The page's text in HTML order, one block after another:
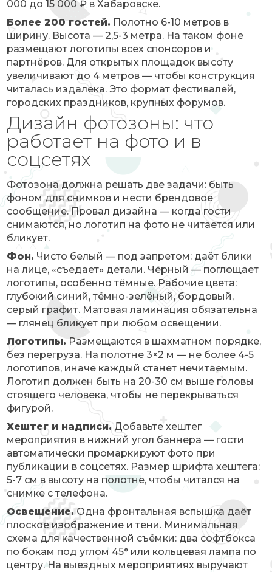
000 до 15 000 ₽ в Хабаровске.
Более 200 гостей. Полотно 6-10 метров в
ширину. Высота — 2,5-3 метра. На таком фоне
размещают логотипы всех спонсоров и
партнёров. Для открытых площадок высоту
увеличивают до 4 метров — чтобы конструкция
читалась издалека. Это формат фестивалей,
городских праздников, крупных форумов.
Дизайн фотозоны: что
работает на фото и в
соцсетях
Фотозона должна решать две задачи: быть
фоном для снимков и нести брендовое
сообщение. Провал дизайна — когда гости
снимаются, но логотип на фото не читается или
бликует.
Фон. Чисто белый — под запретом: даёт блики
на лице, «съедает» детали. Чёрный — поглощает
логотипы, особенно тёмные. Рабочие цвета:
глубокий синий, тёмно-зелёный, бордовый,
серый графит. Матовая ламинация обязательна
— глянец бликует при любом освещении.
Логотипы. Размещаются в шахматном порядке,
без перегруза. На полотне 3×2 м — не более 4-5
логотипов, иначе каждый станет нечитаемым.
Логотип должен быть на 20-30 см выше головы
стоящего человека, чтобы не перекрываться
фигурой.
Хештег и надписи. Добавьте хештег
мероприятия в нижний угол баннера — гости
автоматически промаркируют фото при
публикации в соцсетях. Размер шрифта хештега:
5-7 см в высоту на полотне, чтобы читался на
снимке с телефона.
Освещение. Одна фронтальная вспышка даёт
плоское изображение и тени. Минимальная
схема для качественной съёмки: два софтбокса
по бокам под углом 45° или кольцевая лампа по
центру. На выездных мероприятиях выручают